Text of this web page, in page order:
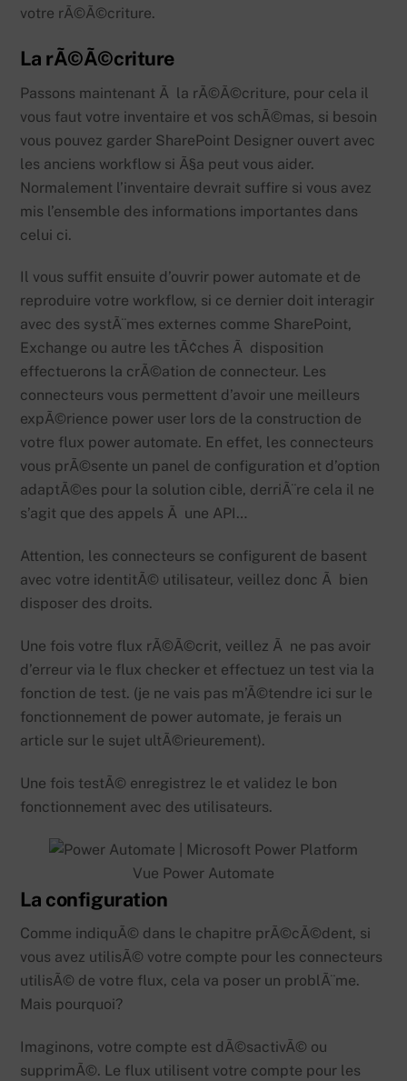
votre rÃ©Ã©criture.
La rÃ©Ã©criture
Passons maintenant Ã la rÃ©Ã©criture, pour cela il
vous faut votre inventaire et vos schÃ©mas, si besoin
vous pouvez garder SharePoint Designer ouvert avec
les anciens workflow si Ã§a peut vous aider.
Normalement l’inventaire devrait suffire si vous avez
mis l’ensemble des informations importantes dans
celui ci.
Il vous suffit ensuite d’ouvrir power automate et de
reproduire votre workflow, si ce dernier doit interagir
avec des systÃ¨mes externes comme SharePoint,
Exchange ou autre les tÃ¢ches Ã disposition
effectuerons la crÃ©ation de connecteur. Les
connecteurs vous permettent d’avoir une meilleurs
expÃ©rience power user lors de la construction de
votre flux power automate. En effet, les connecteurs
vous prÃ©sente un panel de configuration et d’option
adaptÃ©es pour la solution cible, derriÃ¨re cela il ne
s’agit que des appels Ã une API…
Attention, les connecteurs se configurent de basent
avec votre identitÃ© utilisateur, veillez donc Ã bien
disposer des droits.
Une fois votre flux rÃ©Ã©crit, veillez Ã ne pas avoir
d’erreur via le flux checker et effectuez un test via la
fonction de test. (je ne vais pas m’Ã©tendre ici sur le
fonctionnement de power automate, je ferais un
article sur le sujet ultÃ©rieurement).
Une fois testÃ© enregistrez le et validez le bon
fonctionnement avec des utilisateurs.
Vue Power Automate
La configuration
Comme indiquÃ© dans le chapitre prÃ©cÃ©dent, si
vous avez utilisÃ© votre compte pour les connecteurs
utilisÃ© de votre flux, cela va poser un problÃ¨me.
Mais pourquoi?
Imaginons, votre compte est dÃ©sactivÃ© ou
supprimÃ©. Le flux utilisent votre compte pour les